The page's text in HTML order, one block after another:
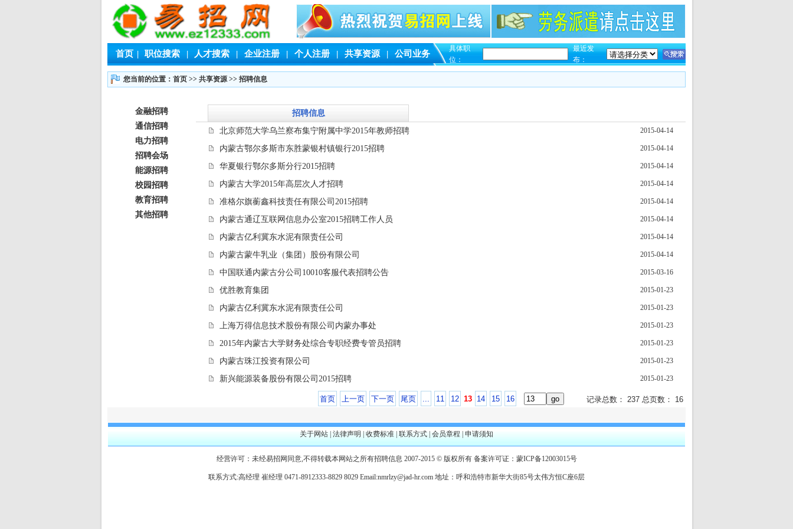
首页 | 职位搜索 | 人才搜索 | 企业注册 | 个人注册 | 共享资源 | 公司业务
具体职
位：
最近发
布：
您当前的位置：首页 >> 共享资源>> 招聘信息
金融招聘
通信招聘
电力招聘
招聘会场
能源招聘
校园招聘
教育招聘
其他招聘
招聘信息
北京师范大学乌兰察布集宁附属中学2015年教师招聘
2015-04-14
内蒙古鄂尔多斯市东胜蒙银村镇银行2015招聘 2015-04-14
华夏银行鄂尔多斯分行2015招聘 2015-04-14
内蒙古大学2015年高层次人才招聘 2015-04-14
准格尔旗蘅鑫科技责任有限公司2015招聘 2015-04-14
内蒙古通辽互联网信息办公室2015招聘工作人员 2015-04-14
内蒙古亿利冀东水泥有限责任公司 2015-04-14
内蒙古蒙牛乳业（集团）股份有限公司 2015-04-14
中国联通内蒙古分公司10010客服代表招聘公告 2015-03-16
优胜教育集团 2015-01-23
内蒙古亿利冀东水泥有限责任公司 2015-01-23
上海万得信息技术股份有限公司内蒙办事处 2015-01-23
2015年内蒙古大学财务处综合专职经费专管员招聘 2015-01-23
内蒙古珠江投资有限公司 2015-01-23
新兴能源装备股份有限公司2015招聘 2015-01-23
首页 上一页 下一页 尾页 ... 11 12 13 14 15 16 记录总数： 237 总页数： 16
关于网站 法律声明 收费标准 联系方式 会员章程 申请须知
经营许可：未经易招网同意,不得转载本网站之所有招聘信息 2007-2015 © 版权所有 备案许可证： 蒙ICP备12003015号
联系方式:高经理 崔经理 0471-8912333-8829 8029 Email:nmrlzy@jad-hr.com 地址：呼和浩特市新华大街85号太伟方恒C座6层